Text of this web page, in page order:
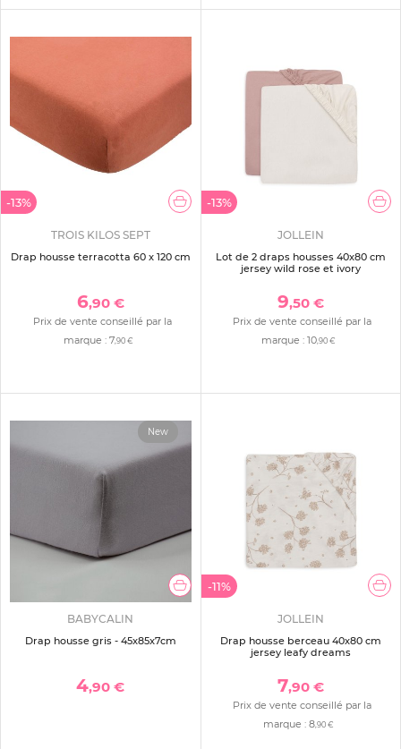
-13%
TROIS KILOS SEPT
Drap housse terracotta 60 x 120 cm
6,90 €
Prix de vente conseillé par la
marque :7,90 €
-13%
JOLLEIN
Lot de 2 draps housses 40x80 cm
jersey wild rose et ivory
9,50 €
Prix de vente conseillé par la
marque :10,90 €
New
BABYCALIN
Drap housse gris - 45x85x7cm
4,90 €
-11%
JOLLEIN
Drap housse berceau 40x80 cm
jersey leafy dreams
7,90 €
Prix de vente conseillé par la
marque :8,90 €